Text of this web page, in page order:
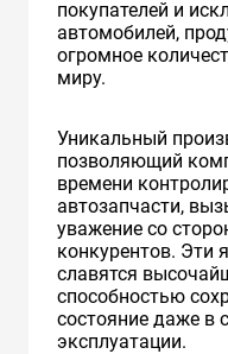
покупателей и
автомобилей,
огромное
миру.
Уникальный
позволяющий
времени
автозапчасти,
уважение со
конкурентов. Эти
славятся
способностью
состояние даже в
эксплуатации.